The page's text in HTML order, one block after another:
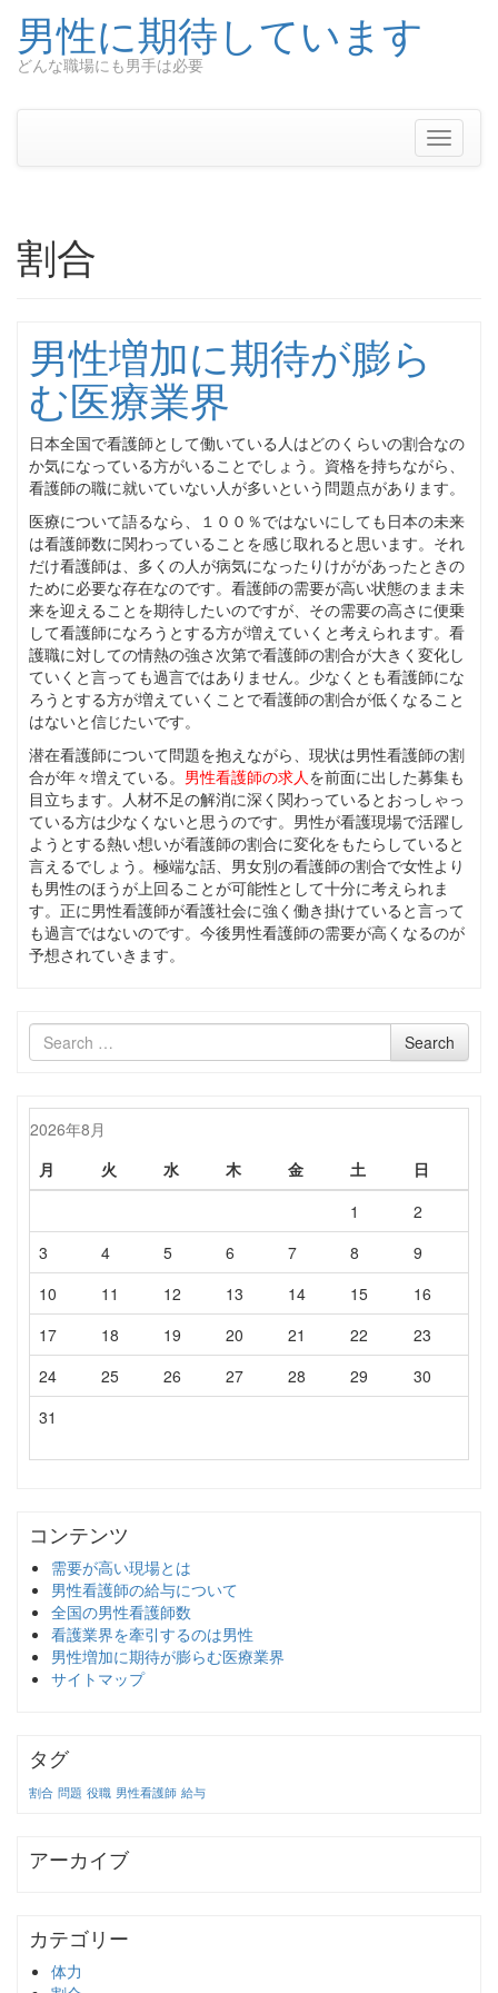
男性に期待しています
どんな職場にも男手は必要
Toggle
割合
男性増加に期待が膨ら
む医療業界
日本全国で看護師として働いている人はどのくらいの割合なの
か気になっている方がいることでしょう。資格を持ちながら、
看護師の職に就いていない人が多いという問題点があります。
医療について語るなら、１００％ではないにしても日本の未来
は看護師数に関わっていることを感じ取れると思います。それ
だけ看護師は、多くの人が病気になったりけががあったときの
ために必要な存在なのです。看護師の需要が高い状態のまま未
来を迎えることを期待したいのですが、その需要の高さに便乗
して看護師になろうとする方が増えていくと考えられます。看
護職に対しての情熱の強さ次第で看護師の割合が大きく変化し
ていくと言っても過言ではありません。少なくとも看護師にな
ろうとする方が増えていくことで看護師の割合が低くなること
はないと信じたいです。
潜在看護師について問題を抱えながら、現状は男性看護師の割
合が年々増えている。 男性看護師の求人を前面に出した募集も
目立ちます。人材不足の解消に深く関わっているとおっしゃっ
ている方は少なくないと思うのです。男性が看護現場で活躍し
ようとする熱い想いが看護師の割合に変化をもたらしていると
言えるでしょう。極端な話、男女別の看護師の割合で女性より
も男性のほうが上回ることが可能性として十分に考えられま
す。正に男性看護師が看護社会に強く働き掛けていると言って
も過言ではないのです。今後男性看護師の需要が高くなるのが
予想されていきます。
Search
for
Search
2026年8月
月
火 水 木 金 土
日
1
2
3
4 5 6 7 8
9
10
11 12 13 14 15
16
17
18 19 20 21 22
23
24
25 26 27 28 29
30
31
コンテンツ
需要が高い現場とは
男性看護師の給与について
全国の男性看護師数
看護業界を牽引するのは男性
男性増加に期待が膨らむ医療業界
サイトマップ
タグ
割合 問題 役職 男性看護師 給与
アーカイブ
カテゴリー
体力